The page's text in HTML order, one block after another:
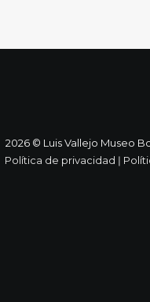
2026 © Luis Vallejo Museo
Política de privacidad ǀ